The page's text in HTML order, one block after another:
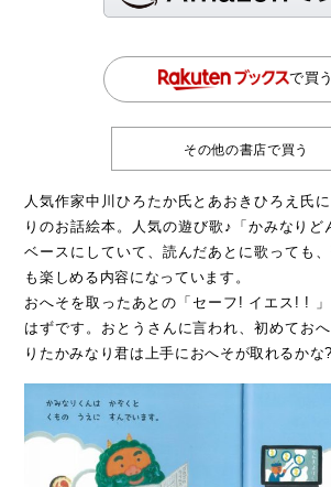
で買う
その他の書店で買う
人気作家中川ひろたか氏とあおきひろえ氏
りのお話絵本。人気の遊び歌♪「かみなりど
ベースにしていて、読んだあとに歌っても
も楽しめる内容になっています。
おへそを取ったあとの「セーフ! イエス! !
はずです。おとうさんに言われ、初めてお
りたかみなり君は上手におへそが取れるかな?